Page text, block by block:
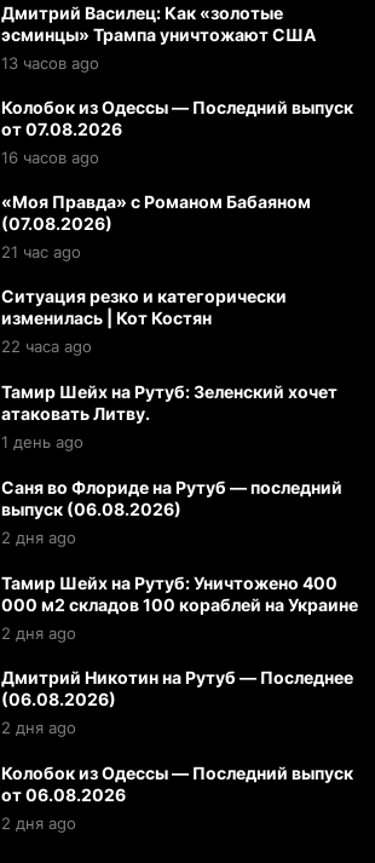
Дмитрий Василец: Как «золотые
эсминцы» Трампа уничтожают США
13 часов ago
Колобок из Одессы — Последний выпуск
от 07.08.2026
16 часов ago
«Моя Правда» с Романом Бабаяном
(07.08.2026)
21 час ago
Ситуация резко и категорически
изменилась | Кот Костян
22 часа ago
Тамир Шейх на Рутуб: Зеленский хочет
атаковать Литву.
1 день ago
Саня во Флориде на Рутуб — последний
выпуск (06.08.2026)
2 дня ago
Тамир Шейх на Рутуб: Уничтожено 400
000 м2 складов 100 кораблей на Украине
2 дня ago
Дмитрий Никотин на Рутуб — Последнее
(06.08.2026)
2 дня ago
Колобок из Одессы — Последний выпуск
от 06.08.2026
2 дня ago